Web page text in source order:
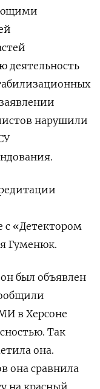
деятельность
нарушили
с «Детектором
Гуменюк.
был объявлен
в Херсоне
Так
она.
она сравнила
на красный